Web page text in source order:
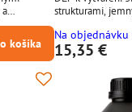
tuto
3D
395 až
/ DLP:
tiskárnách
rozsahu
košíka
strukturami,
nádhernými
pryskyřici na své
v rozsahu
nanometrů. Materiálové vlastnosti
pryskyřice
Použití na vašich
tiskárnách *
Na objednávku
15,35 €